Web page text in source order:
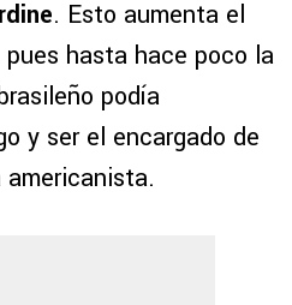
. Esto aumenta el
hasta hace poco la
podía
y ser el encargado de